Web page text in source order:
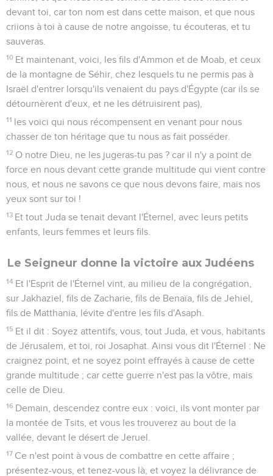
devant toi, car ton nom est dans cette maison, et que nous
criions à toi à cause de notre angoisse, tu écouteras, et tu
sauveras.
10 Et maintenant, voici, les fils d'Ammon et de Moab, et ceux
de la montagne de Séhir, chez lesquels tu ne permis pas à
Israël d'entrer lorsqu'ils venaient du pays d'Égypte (car ils se
détournèrent d'eux, et ne les détruisirent pas),
11 les voici qui nous récompensent en venant pour nous
chasser de ton héritage que tu nous as fait posséder.
12 O notre Dieu, ne les jugeras-tu pas ? car il n'y a point de
force en nous devant cette grande multitude qui vient contre
nous, et nous ne savons ce que nous devons faire, mais nos
yeux sont sur toi !
13 Et tout Juda se tenait devant l'Éternel, avec leurs petits
enfants, leurs femmes et leurs fils.
Le Seigneur donne la victoire aux Judéens
14 Et l'Esprit de l'Éternel vint, au milieu de la congrégation,
sur Jakhaziel, fils de Zacharie, fils de Benaïa, fils de Jehiel,
fils de Matthania, lévite d'entre les fils d'Asaph.
15 Et il dit : Soyez attentifs, vous, tout Juda, et vous, habitants
de Jérusalem, et toi, roi Josaphat. Ainsi vous dit l'Éternel : Ne
craignez point, et ne soyez point effrayés à cause de cette
grande multitude ; car cette guerre n'est pas la vôtre, mais
celle de Dieu.
16 Demain, descendez contre eux : voici, ils vont monter par
la montée de Tsits, et vous les trouverez au bout de la
vallée, devant le désert de Jeruel.
17 Ce n'est point à vous de combattre en cette affaire ;
présentez-vous, et tenez-vous là, et voyez la délivrance de